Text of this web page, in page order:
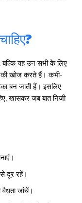
बल्कि यह उन सभी के लिए
की खोज करते हैं। कभी-
बन जाती हैं। इसलिए
खासकर जब बात निजी
दूर रहें।
जांचें।